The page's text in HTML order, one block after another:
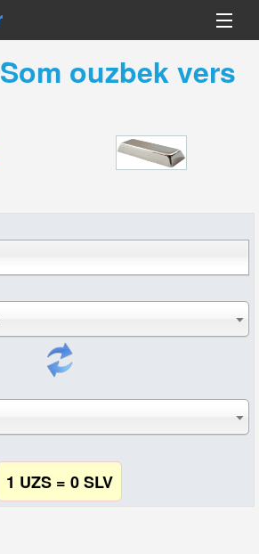
Som ouzbekvers
1 UZS = 0 SLV